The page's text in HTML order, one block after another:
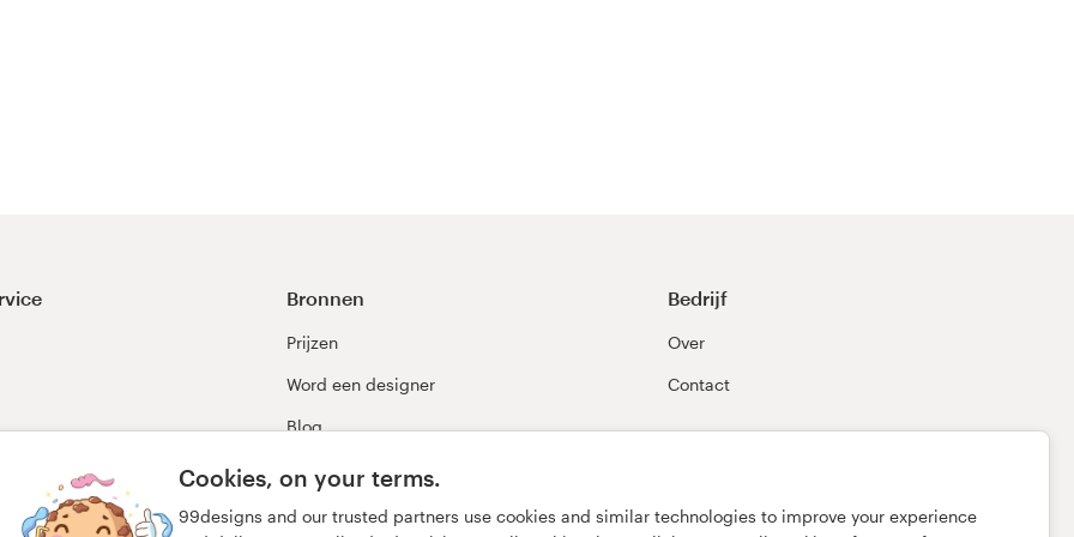
Cookies, on your terms.
99designs and our trusted partners use cookies and similar technologies to improve your experience
Bronnen
Prijzen
Word een designer
Blog
Bedrijf
Over
Contact